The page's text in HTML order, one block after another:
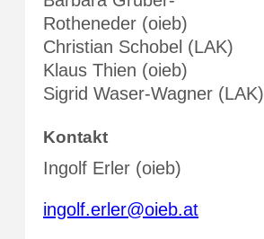
Rotheneder (oieb)
Christian Schobel (LAK)
Klaus Thien (oieb)
Sigrid Waser-Wagner (LAK)
Kontakt
Ingolf Erler (oieb)
ingolf.erler@oieb.at